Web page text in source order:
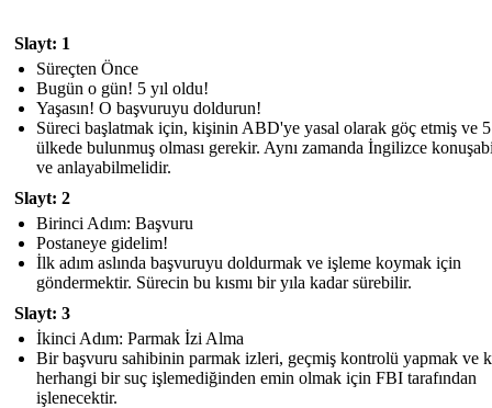
Slayt: 1
Süreçten Önce
Bugün o gün! 5 yıl oldu!
Yaşasın! O başvuruyu doldurun!
Süreci başlatmak için, kişinin ABD'ye yasal olarak göç etmiş ve 5
ülkede bulunmuş olması gerekir. Aynı zamanda İngilizce
ve anlayabilmelidir.
Slayt: 2
Birinci Adım: Başvuru
Postaneye gidelim!
İlk adım aslında başvuruyu doldurmak ve işleme koymak için
göndermektir. Sürecin bu kısmı bir yıla kadar sürebilir.
Slayt: 3
İkinci Adım: Parmak İzi Alma
Bir başvuru sahibinin parmak izleri, geçmiş kontrolü yapmak ve
herhangi bir suç işlemediğinden emin olmak için FBI tarafından
işlenecektir.